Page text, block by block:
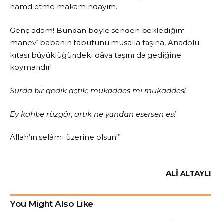
hamd etme makamındayım.
Genç adam! Bundan böyle senden beklediğim
manevî babanın tabutunu musalla taşına, Anadolu
kıtası büyüklüğündeki dâva taşını da gediğine
koymandır!
Surda bir gedik açtık; mukaddes mi mukaddes!
Ey kahbe rüzgâr, artık ne yandan esersen es!
Allah’ın selâmı üzerine olsun!”
ALİ ALTAYLI
You Might Also Like